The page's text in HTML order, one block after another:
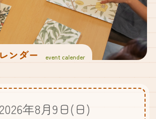
ンダー event calender
2026年8月9日(日)